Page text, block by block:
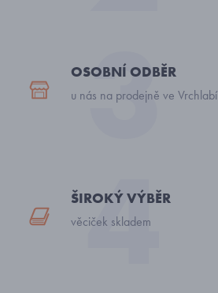
OSOBNÍ ODBĚR
u nás na prodejně ve Vrchlabí
ŠIROKÝ VÝBĚR
věciček skladem